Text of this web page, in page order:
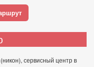
сервисный центр в